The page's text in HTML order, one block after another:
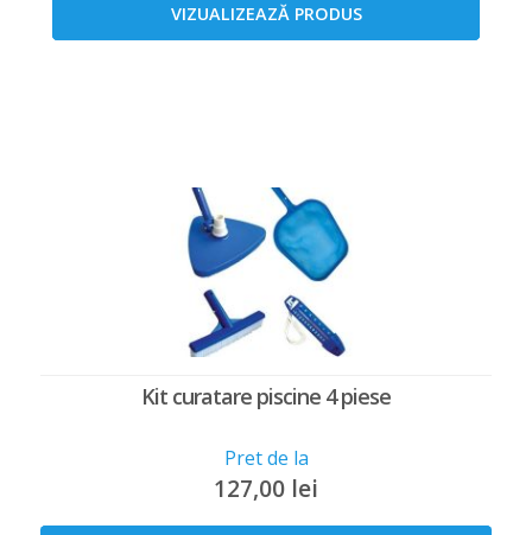
VIZUALIZEAZĂ PRODUS
Kit curatare piscine 4 piese
Pret de la
127,00 lei